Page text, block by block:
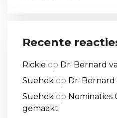
Recente
Rickie op Dr. Bernard
Suehek op Dr. Bernard
Suehek op Nominaties
gemaakt